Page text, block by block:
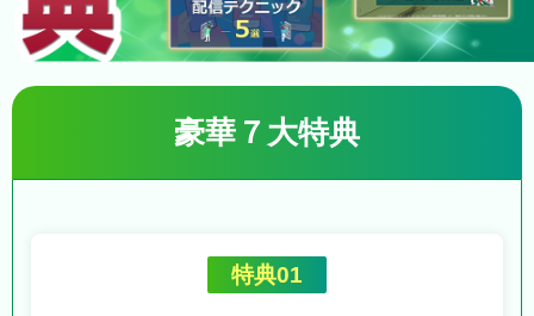
豪華７大特典
特典01